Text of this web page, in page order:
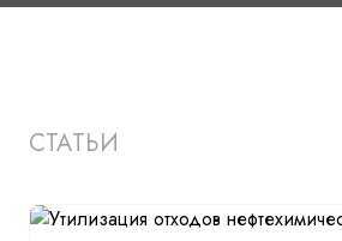
СТАТЬИ